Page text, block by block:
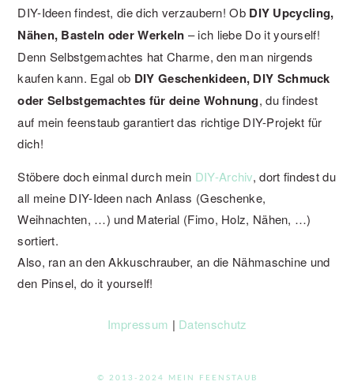
DIY-Ideen findest, die dich verzaubern! Ob DIY Upcycling,
Nähen, Basteln oder Werkeln – ich liebe Do it yourself!
Denn Selbstgemachtes hat Charme, den man nirgends
kaufen kann. Egal ob DIY Geschenkideen, DIY Schmuck
oder Selbstgemachtes für deine Wohnung, du findest
auf mein feenstaub garantiert das richtige DIY-Projekt für
dich!
Stöbere doch einmal durch mein DIY-Archiv, dort findest du
all meine DIY-Ideen nach Anlass (Geschenke,
Weihnachten, …) und Material (Fimo, Holz, Nähen, …)
sortiert.
Also, ran an den Akkuschrauber, an die Nähmaschine und
den Pinsel, do it yourself!
Impressum | Datenschutz
© 2013-2024 MEIN FEENSTAUB